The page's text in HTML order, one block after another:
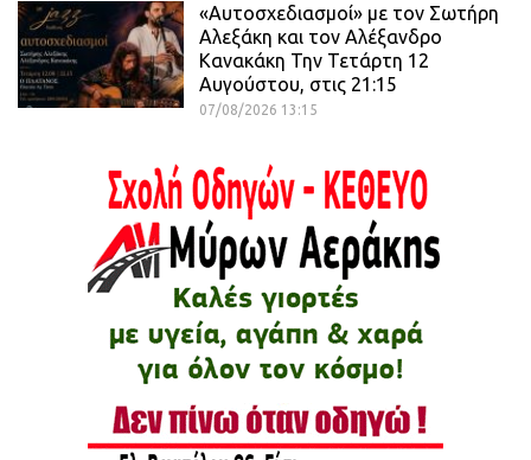
«Αυτοσχεδιασμοί» με τον Σωτήρη
Αλεξάκη και τον Αλέξανδρο
Κανακάκη Την Τετάρτη 12
Αυγούστου, στις 21:15
07/08/2026 13:15